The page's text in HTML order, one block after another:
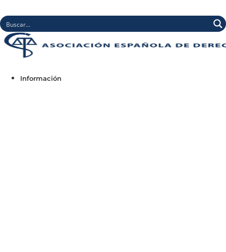
Información